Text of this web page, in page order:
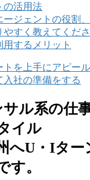
の活用法
ージェントの役割
すく教えてくださ
用するメリット
トを上手にアピー
入社の準備をする
ル系の仕
イル
へU・Iター
す。